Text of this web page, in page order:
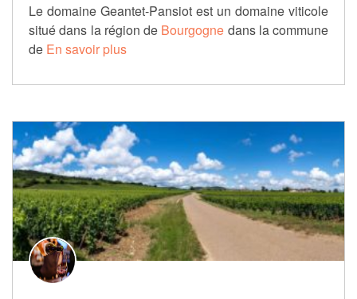
Le domaine Geantet-Pansiot est un domaine viticole
situé dans la région de Bourgogne dans la commune
de En savoir plus